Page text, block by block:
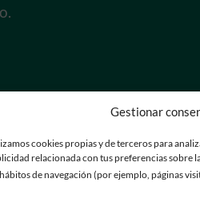
Gestionar
cookies propias y de terceros para
relacionada con tus preferencias sobre
de navegación (por ejemplo, páginas